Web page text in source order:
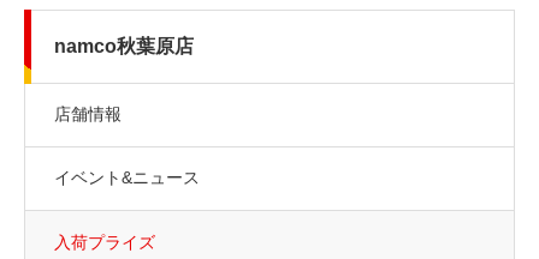
namco秋葉原店
店舗情報
イベント&ニュース
入荷プライズ